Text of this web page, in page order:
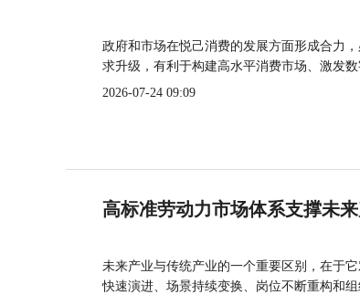
政府和市场在悦己消费的发展方面形成合力
求升级，有利于构建高水平消费市场、激发数
2026-07-24 09:09
高标准劳动力市场体系支撑未
未来产业与传统产业的一个重要区别，在于
快速演进、场景持续变换、岗位不断重构和组